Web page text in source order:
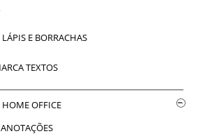
E BORRACHAS
TEXTOS
HOME OFFICE